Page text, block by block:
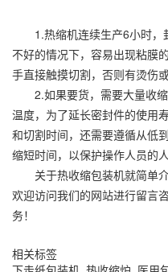
1.热缩机连续生产6小时，
不好的情况下，容易出现粘膜
手直接触摸切割，否则有烫伤
2.如果要货，需要大量收缩
温度，为了延长密封件的使用
和切割时间，还需要遵循从低
缩短时间，以保护操作人员的人
关于热收缩包装机就简单介
欢迎访问我们的网站进行留言
务！
相关标签